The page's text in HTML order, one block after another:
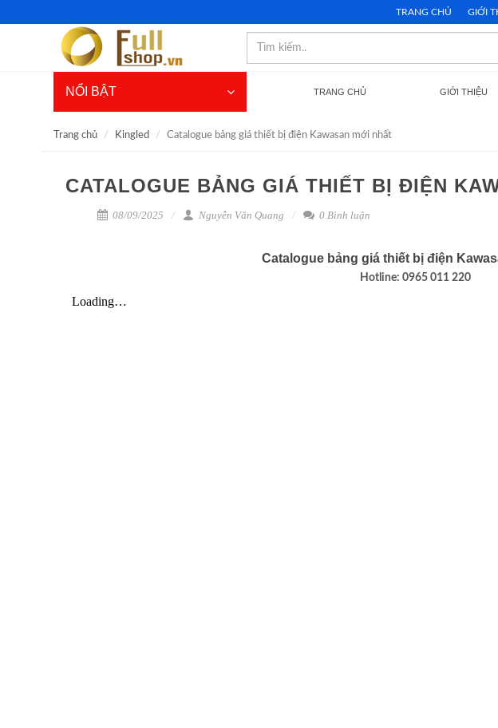
TRANG CHỦ GIỚI
NỔI BẬT TRANG CHỦ GIỚI THIỆU
Trang chủ Kingled Catalogue bảng giá thiết bị điện Kawasan mới nhất
CATALOGUE BẢNG GIÁ THIẾT BỊ ĐIỆN
08/09/2025 Nguyễn Văn Quang 0 Bình luận
Catalogue bảng giá thiết bị điện
Hotline: 0965 011 220